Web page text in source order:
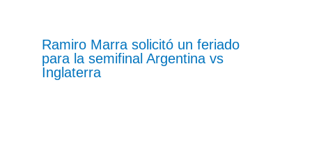
Ramiro Marra solicitó un feriado
para la semifinal Argentina vs
Inglaterra